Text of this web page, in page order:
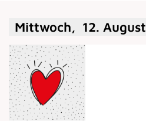
Mittwoch, 12. August